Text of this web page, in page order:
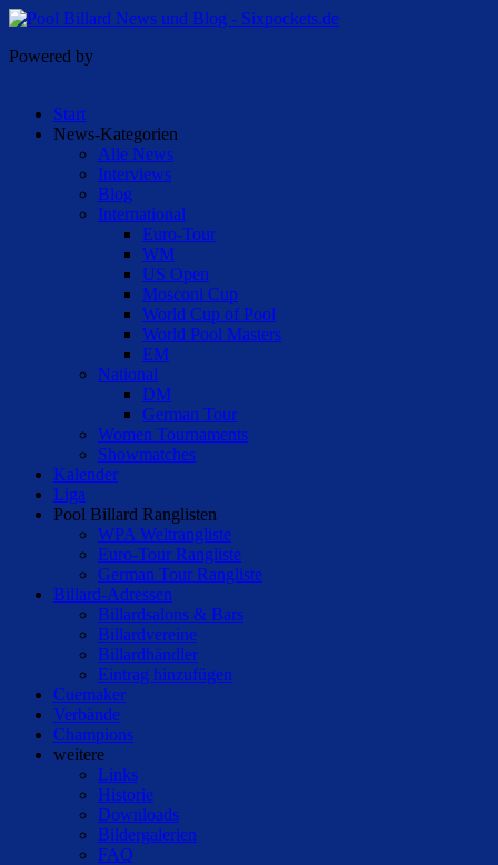
Powered by
Start
News-Kategorien
Alle News
Interviews
Blog
International
Euro-Tour
WM
US Open
Mosconi Cup
World Cup of Pool
World Pool Masters
EM
National
DM
German Tour
Women Tournaments
Showmatches
Kalender
Liga
Pool Billard Ranglisten
WPA Weltrangliste
Euro-Tour Rangliste
German Tour Rangliste
Billard-Adressen
Billardsalons & Bars
Billardvereine
Billardhändler
Eintrag hinzufügen
Cuemaker
Verbände
Champions
weitere
Links
Historie
Downloads
Bildergalerien
FAQ